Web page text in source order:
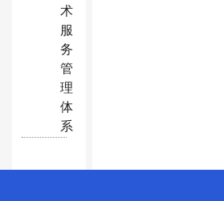
术
服
务
管
理
体
系